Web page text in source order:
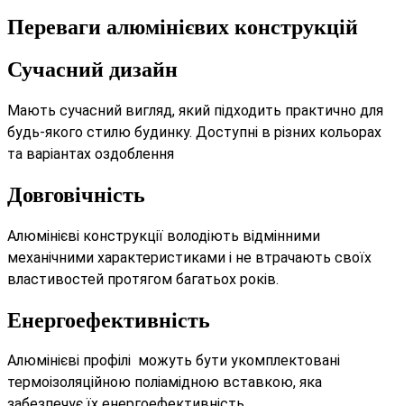
Переваги алюмінієвих конструкцій
Сучасний дизайн
Мають сучасний вигляд, який підходить практично для
будь-якого стилю будинку. Доступні в різних кольорах
та варіантах оздоблення
Довговічність
Алюмінієві конструкції володіють відмінними
механічними характеристиками і не втрачають своїх
властивостей протягом багатьох років.
Енергоефективність
Алюмінієві профілі можуть бути укомплектовані
термоізоляційною поліамідною вставкою, яка